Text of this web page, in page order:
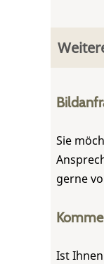
Sie
gerne
Ist